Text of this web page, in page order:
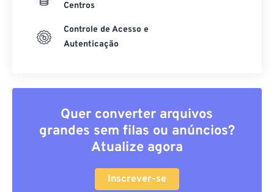
Centros
Controle de Acesso e
Autenticação
Quer converter arquivos
grandes sem filas ou anúncios?
Atualize agora
Inscrever-se